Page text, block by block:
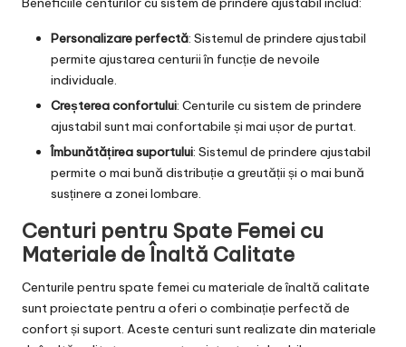
Personalizare perfectă: Sistemul de prindere ajustabil
permite ajustarea centurii în funcție de nevoile
individuale.
Creșterea confortului: Centurile cu sistem de prindere
ajustabil sunt mai confortabile și mai ușor de purtat.
Îmbunătățirea suportului: Sistemul de prindere ajustabil
permite o mai bună distribuție a greutății și o mai bună
susținere a zonei lombare.
Centuri pentru Spate Femei cu
Materiale de Înaltă Calitate
Centurile pentru spate femei cu materiale de înaltă calitate
sunt proiectate pentru a oferi o combinație perfectă de
confort și suport. Aceste centuri sunt realizate din materiale